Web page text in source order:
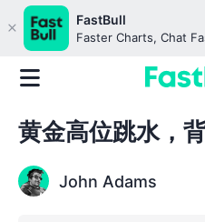
FastBull
Faster Charts, Chat
黄金高位跳水，
John Adams